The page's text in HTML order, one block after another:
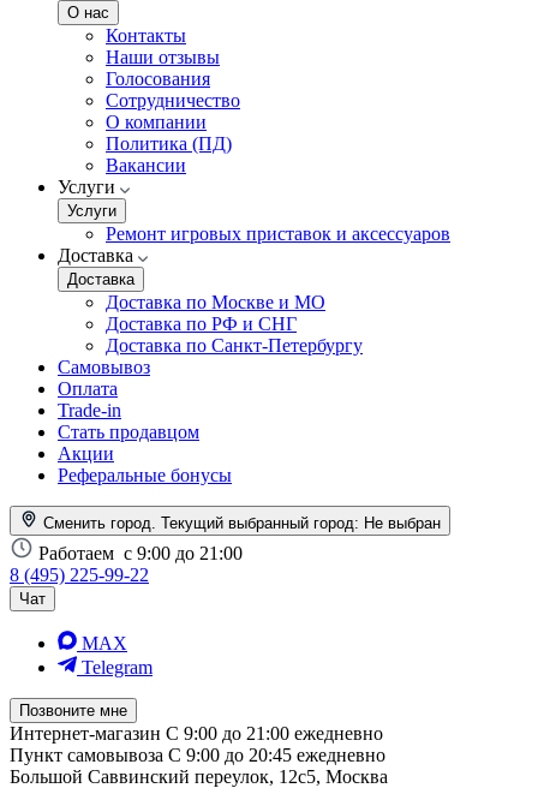
О нас
Контакты
Наши отзывы
Голосования
Сотрудничество
О компании
Политика (ПД)
Вакансии
Услуги
Услуги
Ремонт игровых приставок и аксессуаров
Доставка
Доставка
Доставка по Москве и МО
Доставка по РФ и СНГ
Доставка по Санкт-Петербургу
Самовывоз
Оплата
Trade-in
Стать продавцом
Акции
Реферальные бонусы
Сменить город. Текущий выбранный город: Не выбран
Работаем с 9:00 до 21:00
8 (495) 225-99-22
Чат
MAX
Telegram
Позвоните мне
Интернет-магазин С 9:00 до 21:00 ежедневно
Пункт самовывоза С 9:00 до 20:45 ежедневно
Большой Саввинский переулок, 12с5, Москва